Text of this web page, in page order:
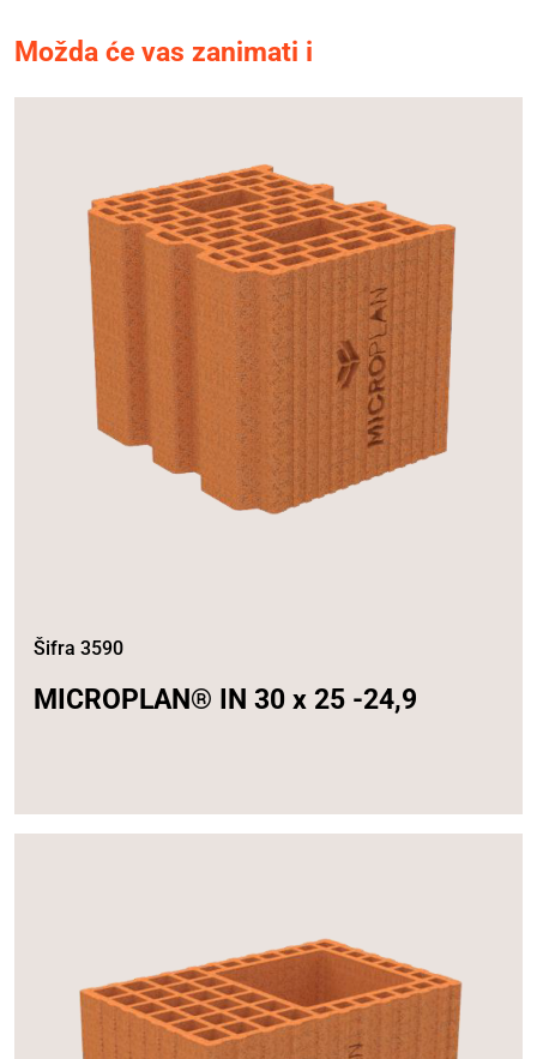
Možda će vas zanimati i
Šifra 3590
MICROPLAN® IN 30 x 25 -24,9